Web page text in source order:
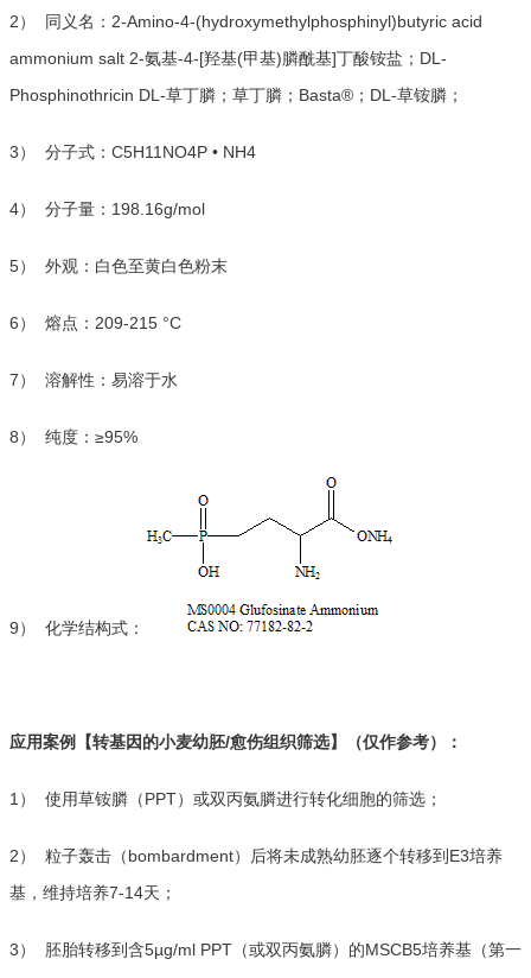
2） 同义名：2-Amino-4-(hydroxymethylphosphinyl)butyric acid
ammonium salt 2-氨基-4-[羟基(甲基)膦酰基]丁酸铵盐；DL-
Phosphinothricin DL-草丁膦；草丁膦；Basta®；DL-草铵膦；
3） 分子式：C5H11NO4P • NH4
4） 分子量：198.16g/mol
5） 外观：白色至黄白色粉末
6） 熔点：209-215 °C
7） 溶解性：易溶于水
8） 纯度：≥95%
9） 化学结构式：
应用案例【转基因的小麦幼胚/愈伤组织筛选】（仅作参考）：
1） 使用草铵膦（PPT）或双丙氨膦进行转化细胞的筛选；
2） 粒子轰击（bombardment）后将未成熟幼胚逐个转移到E3培养
基，维持培养7-14天；
3） 胚胎转移到含5µg/ml PPT（或双丙氨膦）的MSCB5培养基（第一